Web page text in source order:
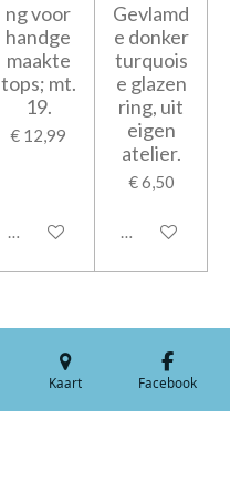
ng voor
handge
maakte
tops; mt.
19.
€ 12,99
In winkelwagen
Gevlamd
e donker
turquois
e glazen
ring, uit
eigen
atelier.
€ 6,50
In
Kaart Facebook